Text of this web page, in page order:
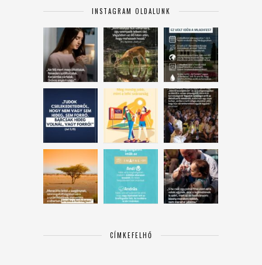
INSTAGRAM OLDALUNK
CÍMKEFELHŐ